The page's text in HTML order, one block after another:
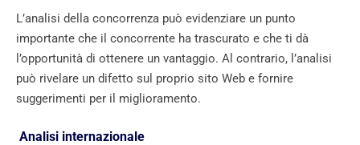
L’analisi della concorrenza può evidenziare un punto
importante che il concorrente ha trascurato e che ti dà
l’opportunità di ottenere un vantaggio. Al contrario, l’analisi
può rivelare un difetto sul proprio sito Web e fornire
suggerimenti per il miglioramento.
Analisi internazionale